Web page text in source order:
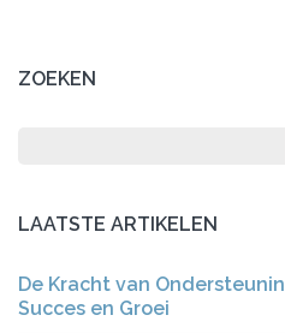
ZOEKEN
LAATSTE ARTIKELEN
De Kracht van
Succes en Groei